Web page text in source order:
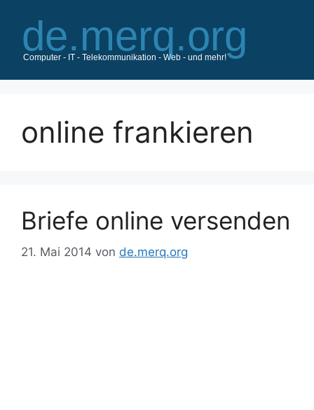
Inhalt
springen
online frankieren
Briefe online versenden
21. Mai 2014 von de.merq.org